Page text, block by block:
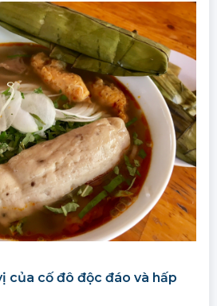
của cố đô độc đáo và hấp